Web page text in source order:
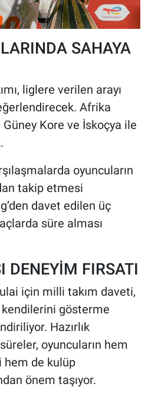
SAHAYA
liglere verilen arayı
Afrika
Kore ve İskoçya ile
oyuncuların
takip etmesi
davet edilen üç
süre alması
DENEYİM FIRSATI
için milli takım daveti,
gösterme
Hazırlık
oyuncuların hem
hem de kulüp
önem taşıyor.